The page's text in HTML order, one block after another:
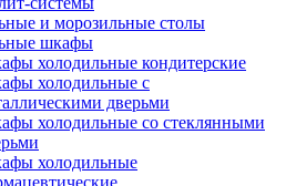
и морозильные столы
шкафы
холодильные кондитерские
холодильные с
дверьми
холодильные со стеклянными
холодильные